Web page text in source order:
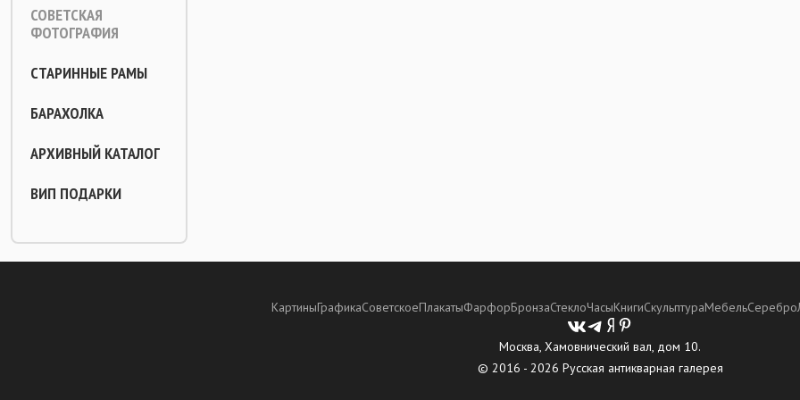
СОВЕТСКАЯ
ФОТОГРАФИЯ
СТАРИННЫЕ РАМЫ
БАРАХОЛКА
АРХИВНЫЙ КАТАЛОГ
ВИП ПОДАРКИ
КартиныГрафикаСоветскоеПлакатыФарфорБронзаСтеклоЧасыКнигиСкульптураМебельСеребро
Москва, Хамовнический вал, дом 10.
© 2016 - 2026 Русская антикварная галерея